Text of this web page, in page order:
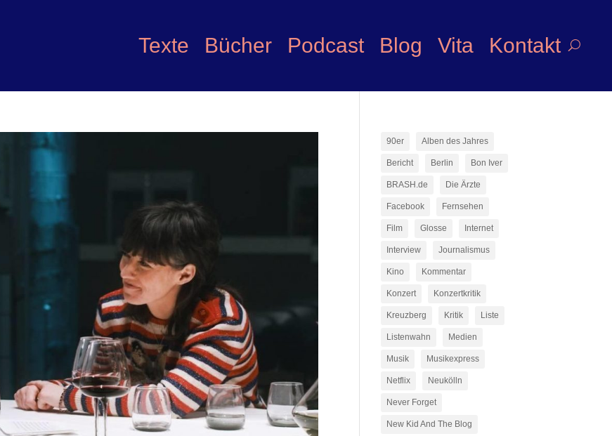
Texte Bücher Podcast Blog Vita Kontakt
90er Alben des Jahres
Bericht Berlin Bon Iver
BRASH.de Die Ärzte
Facebook Fernsehen
Film Glosse Internet
Interview Journalismus
Kino Kommentar
Konzert Konzertkritik
Kreuzberg Kritik Liste
Listenwahn Medien
Musik Musikexpress
Netflix Neukölln
Never Forget
New Kid And The Blog